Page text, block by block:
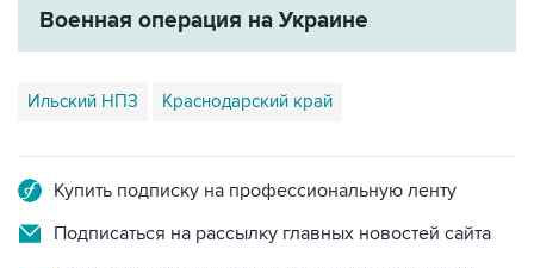
Военная операция на Украине
Ильский НПЗ Краснодарский край
Купить подписку на профессиональную ленту
Подписаться на рассылку главных новостей сайта